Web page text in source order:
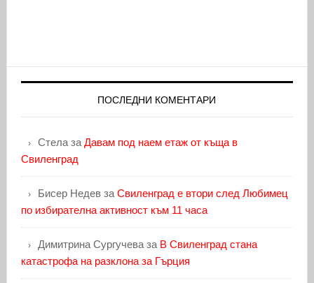
ПОСЛЕДНИ КОМЕНТАРИ
Стелаза Давам под наем етаж от къща в
Свиленград
Бисер Недевза Свиленград е втори след Любимец
по избирателна активност към 11 часа
Димитрина Сургучеваза В Свиленград стана
катастрофа на разклона за Гърция